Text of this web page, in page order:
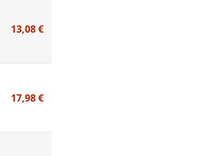
13,08 €
17,98 €